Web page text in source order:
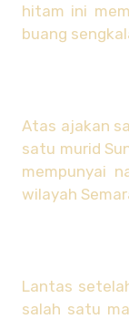
hitam ini
buang
Atas ajakan
satu murid
mempunyai
wilayah
Lantas
salah satu